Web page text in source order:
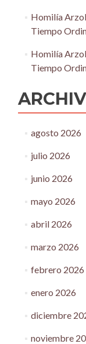
Homilía
Tiempo
Homilía
Tiempo
agosto 2026
julio 2026
junio 2026
mayo 2026
abril 2026
marzo 2026
febrero 2026
enero 2026
diciembre
noviembre